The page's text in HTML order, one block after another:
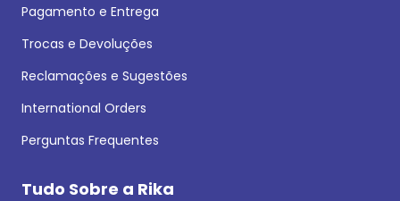
Pagamento e Entrega
Trocas e Devoluções
Reclamações e Sugestões
International Orders
Perguntas Frequentes
Tudo Sobre a Rika